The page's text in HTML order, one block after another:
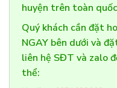
huyện trên toàn
Quý khách cần đặt
NGAY bên dưới và
liên hệ SĐT và zalo
thể: